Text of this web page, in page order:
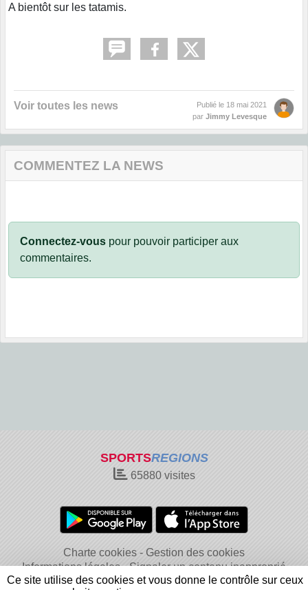
A bientôt sur les tatamis.
Voir toutes les news Publié le 18 mai 2021
par Jimmy Levesque
COMMENTEZ LA NEWS
Connectez-vous pour pouvoir participer aux
commentaires.
SPORTSREGIONS
65880visites
Charte cookies
Gestion des cookies
Informations légales
Signaler un contenu inapproprié
Ce site utilise des cookies et vous donne le contrôle sur ceux